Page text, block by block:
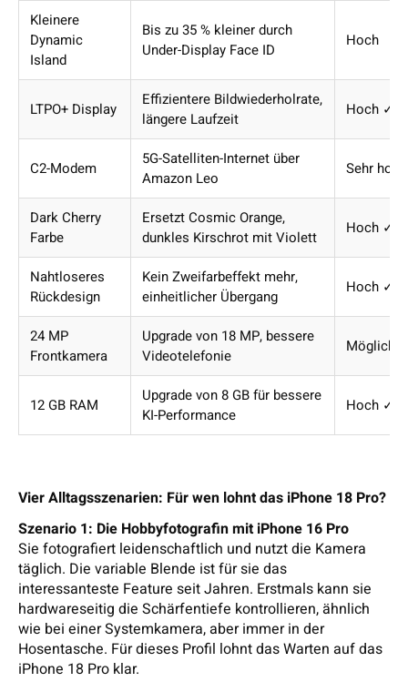
Kleinere
Dynamic
Island
Bis zu 35 % kleiner durch
Under-Display Face ID
Hoch
LTPO+ Display
Effizientere Bildwiederholrate,
längere Laufzeit
Hoch ✓
C2-Modem
5G-Satelliten-Internet über
Amazon Leo
Sehr
Dark Cherry
Farbe
Ersetzt Cosmic Orange,
dunkles Kirschrot mit Violett
Hoch ✓
Nahtloseres
Rückdesign
Kein Zweifarbeffekt mehr,
einheitlicher Übergang
Hoch ✓
24 MP
Frontkamera
Upgrade von 18 MP, bessere
Videotelefonie
Möglich
12 GB RAM
Upgrade von 8 GB für bessere
KI-Performance
Hoch ✓
Vier Alltagsszenarien: Für wen lohnt das iPhone 18 Pro?
Szenario 1: Die Hobbyfotografin mit iPhone 16 Pro
Sie fotografiert leidenschaftlich und nutzt die Kamera
täglich. Die variable Blende ist für sie das
interessanteste Feature seit Jahren. Erstmals kann sie
hardwareseitig die Schärfentiefe kontrollieren, ähnlich
wie bei einer Systemkamera, aber immer in der
Hosentasche. Für dieses Profil lohnt das Warten auf das
iPhone 18 Pro klar.